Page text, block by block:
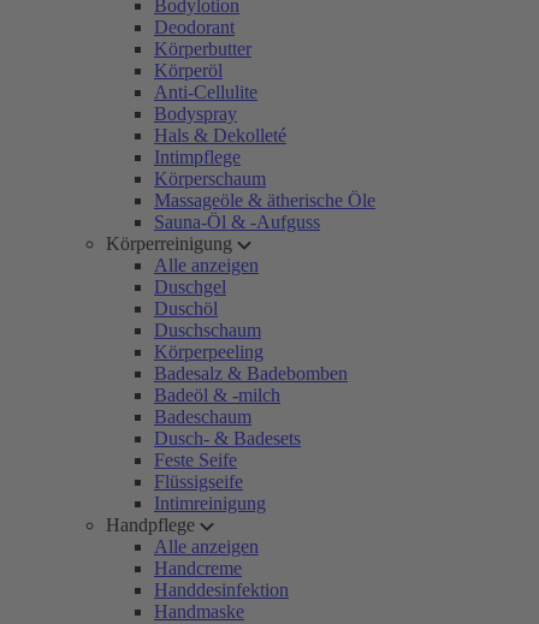
Bodylotion
Deodorant
Körperbutter
Körperöl
Anti-Cellulite
Bodyspray
Hals & Dekolleté
Intimpflege
Körperschaum
Massageöle & ätherische Öle
Sauna-Öl & -Aufguss
Körperreinigung
Alle anzeigen
Duschgel
Duschöl
Duschschaum
Körperpeeling
Badesalz & Badebomben
Badeöl & -milch
Badeschaum
Dusch- & Badesets
Feste Seife
Flüssigseife
Intimreinigung
Handpflege
Alle anzeigen
Handcreme
Handdesinfektion
Handmaske